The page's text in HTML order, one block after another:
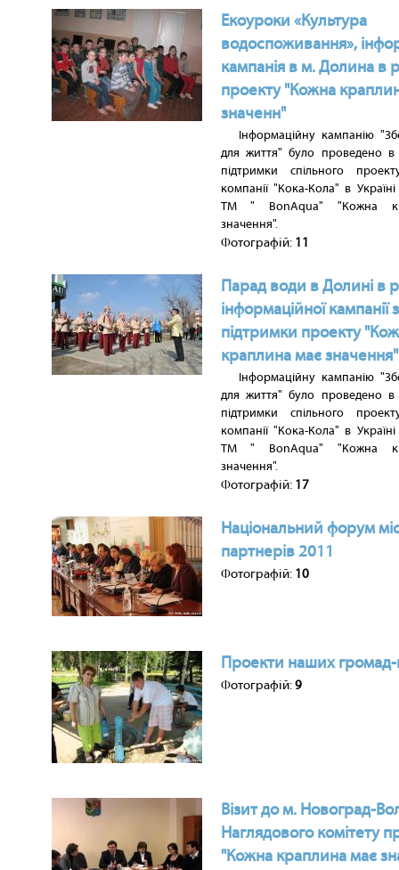
Екоуроки «Культура
водоспоживання»,
кампанія в м. Долина в
проекту "Кожна
значенн"
Інформаційну кампанію
для життя" було проведено
підтримки спільного
компанії "Кока-Кола" в
ТМ " BonAqua" "Кожна
значення".
Фотографій: 11
Парад води в Долині в
інформаційної кампанії
підтримки проекту
краплина має значення"
Інформаційну кампанію
для життя" було проведено
підтримки спільного
компанії "Кока-Кола" в
ТМ " BonAqua" "Кожна
значення".
Фотографій: 17
Національний форум
партнерів 2011
Фотографій: 10
Проекти наших громад-
Фотографій:9
Візит до м. Новоград-
Наглядового комітету
"Кожна краплина має